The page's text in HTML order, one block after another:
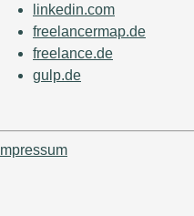
linkedin.com
freelancermap.de
freelance.de
gulp.de
Impressum